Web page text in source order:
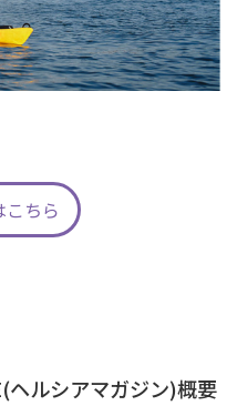
ちら
ヘルシアマガジン)概要